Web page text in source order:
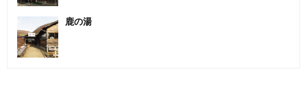
鹿の湯